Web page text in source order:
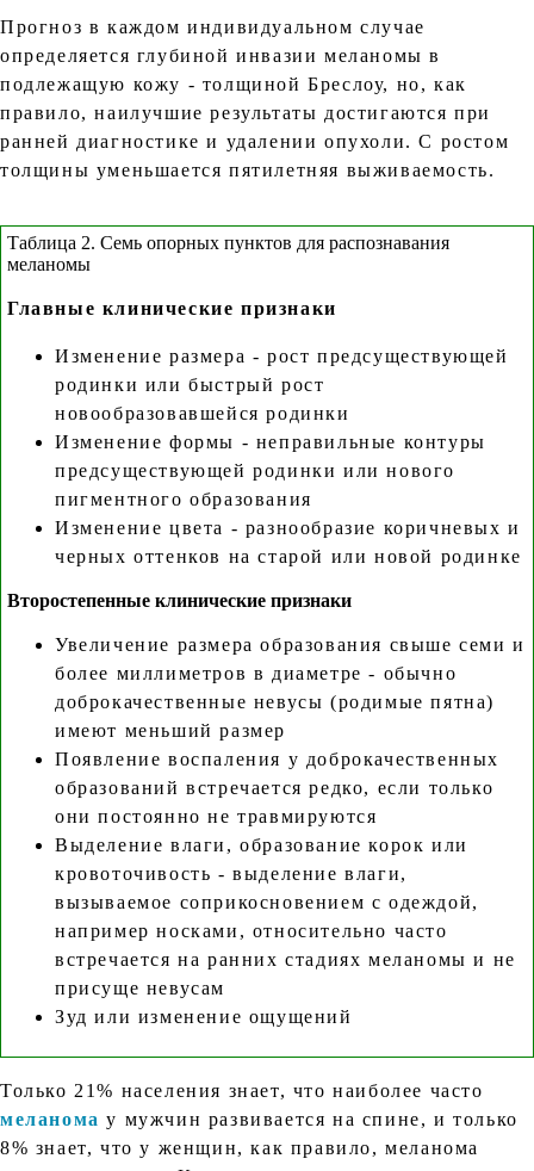
Прогноз в каждом индивидуальном случае
определяется глубиной инвазии меланомы в
подлежащую кожу - толщиной Бреслоу, но, как
правило, наилучшие результаты достигаются при
ранней диагностике и удалении опухоли. С ростом
толщины уменьшается пятилетняя выживаемость.
Таблица 2. Семь опорных пунктов для распознавания
меланомы
Главные клинические признаки
Изменение размера - рост предсуществующей
родинки или быстрый рост
новообразовавшейся родинки
Изменение формы - неправильные контуры
предсуществующей родинки или нового
пигментного образования
Изменение цвета - разнообразие коричневых и
черных оттенков на старой или новой родинке
Второстепенные клинические признаки
Увеличение размера образования свыше семи и
более миллиметров в диаметре - обычно
доброкачественные невусы (родимые пятна)
имеют меньший размер
Появление воспаления у доброкачественных
образований встречается редко, если только
они постоянно не травмируются
Выделение влаги, образование корок или
кровоточивость - выделение влаги,
вызываемое соприкосновением с одеждой,
например носками, относительно часто
встречается на ранних стадиях меланомы и не
присуще невусам
Зуд или изменение ощущений
Только 21% населения знает, что наиболее часто
меланома у мужчин развивается на спине, и только
8% знает, что у женщин, как правило, меланома